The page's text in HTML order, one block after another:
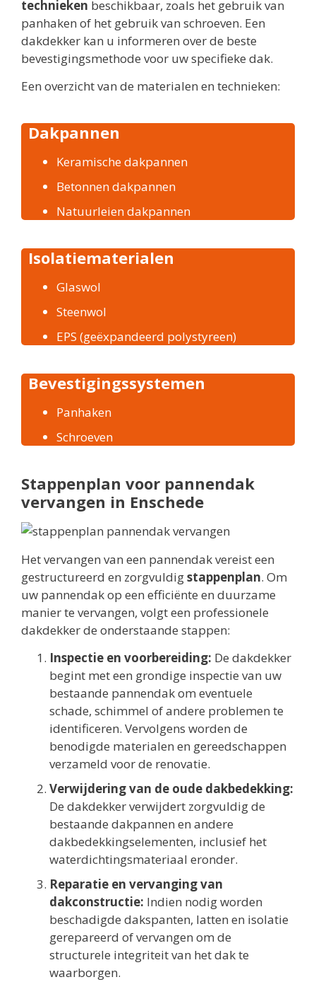
technieken beschikbaar, zoals het gebruik van
panhaken of het gebruik van schroeven. Een
dakdekker kan u informeren over de beste
bevestigingsmethode voor uw specifieke dak.
Een overzicht van de materialen en technieken:
Dakpannen
Keramische dakpannen
Betonnen dakpannen
Natuurleien dakpannen
Isolatiematerialen
Glaswol
Steenwol
EPS (geëxpandeerd polystyreen)
Bevestigingssystemen
Panhaken
Schroeven
Stappenplan voor pannendak
vervangen in Enschede
Het vervangen van een pannendak vereist een
gestructureerd en zorgvuldigstappenplan. Om
uw pannendak op een efficiënte en duurzame
manier te vervangen, volgt een professionele
dakdekker de onderstaande stappen:
Inspectie en voorbereiding: De dakdekker
begint met een grondige inspectie van uw
bestaande pannendak om eventuele
schade, schimmel of andere problemen te
identificeren. Vervolgens worden de
benodigde materialen en gereedschappen
verzameld voor de renovatie.
Verwijdering van de oude dakbedekking:
De dakdekker verwijdert zorgvuldig de
bestaande dakpannen en andere
dakbedekkingselementen, inclusief het
waterdichtingsmateriaal eronder.
Reparatie en vervanging van
dakconstructie: Indien nodig worden
beschadigde dakspanten, latten en isolatie
gerepareerd of vervangen om de
structurele integriteit van het dak te
waarborgen.